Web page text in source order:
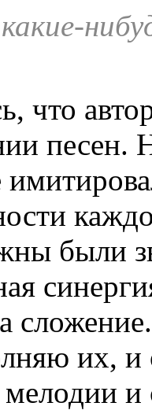
что
песен.
были
их,
и